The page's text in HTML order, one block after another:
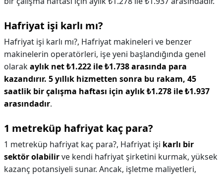
Hafriyat işi karlı mı?
Hafriyat işi karlı mı?, Hafriyat makineleri ve benzer
makinelerin operatörleri, işe yeni başlandığında genel
olarakaylık net ₺1.222 ile ₺1.738 arasında para
kazandırır. 5 yıllık hizmetten sonra bu rakam, 45
saatlik bir çalışma haftası için aylık ₺1.278 ile ₺1.937
arasındadır.
1 metreküp hafriyat kaç para?
1 metreküp hafriyat kaç para?, Hafriyat işi karlı bir
sektör olabilirve kendi hafriyat şirketini kurmak, yüksek
kazanç potansiyeli sunar. Ancak, işletme maliyetleri,